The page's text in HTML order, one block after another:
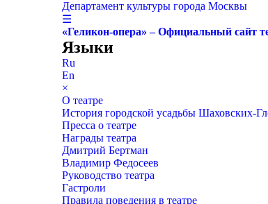
Департамент культуры города Москвы
☰
«Геликон-опера» – Официальный сайт
Языки
Ru
En
×
О театре
История городской усадьбы Шаховских-
Пресса о театре
Награды театра
Дмитрий Бертман
Владимир Федосеев
Руководство театра
Гастроли
Правила поведения в театре